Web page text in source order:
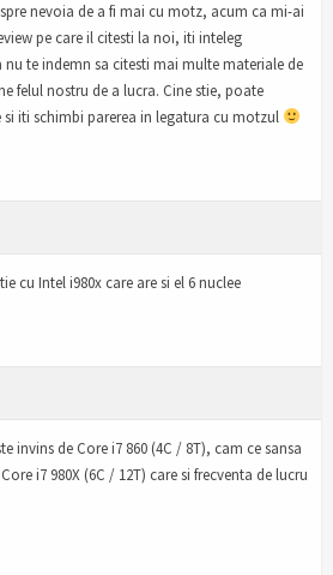
nevoia de a fi mai cu motz, acum ca mi-ai
pe care il citesti la noi, iti inteleg
te indemn sa citesti mai multe materiale de
felul nostru de a lucra. Cine stie, poate
si iti schimbi parerea in legatura cu motzul
cu Intel i980x care are si el 6 nuclee
invins de Core i7 860 (4C / 8T), cam ce sansa
i7 980X (6C / 12T) care si frecventa de lucru